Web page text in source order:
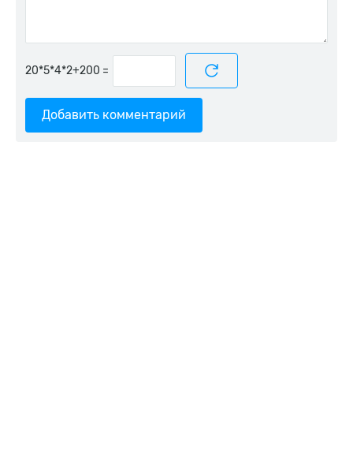
=
Добавить комментарий